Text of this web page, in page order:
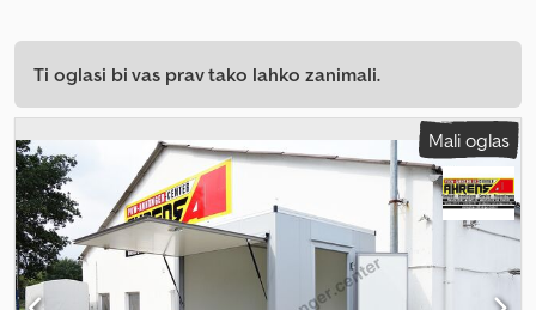
Ti oglasi bi vas prav tako lahko zanimali.
Mali oglas